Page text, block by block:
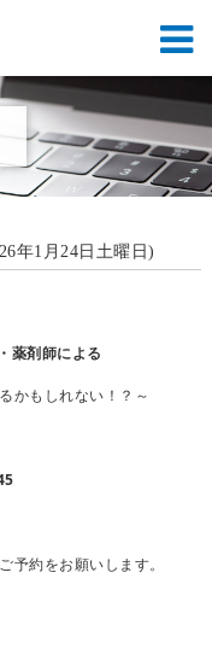
年1月24日土曜日)
薬剤師による
かもしれない！？～
予約をお願いします。